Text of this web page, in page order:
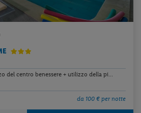
del centro benessere + utilizzo della pi...
da 100 € per notte